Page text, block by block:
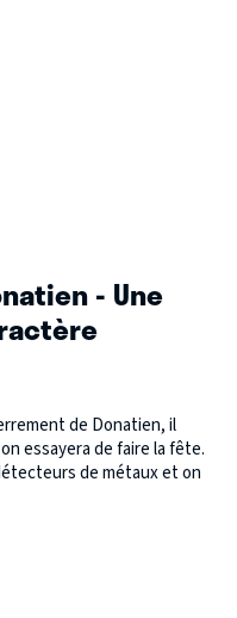
- Une
de Donatien, il
essayera de faire la fête.
de métaux et on